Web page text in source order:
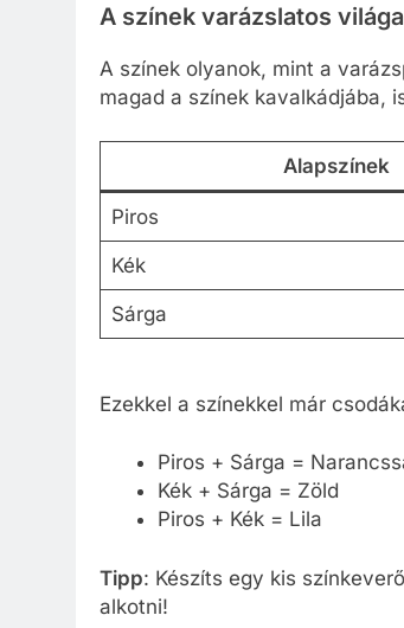
A színek varázslatos világa
A színek olyanok, mint a
magad a színek kavalkádjába,
Alapszínek
Piros
Kék
Sárga
Ezekkel a színekkel már
Piros + Sárga =
Kék + Sárga = Zöld
Piros + Kék = Lila
Tipp: Készíts egy kis
alkotni!